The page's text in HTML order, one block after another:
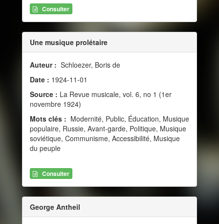
Consulter
Une musique prolétaire
Auteur : Schloezer, Boris de
Date : 1924-11-01
Source : La Revue musicale, vol. 6, no 1 (1er
novembre 1924)
Mots clés : Modernité, Public, Éducation, Musique
populaire, Russie, Avant-garde, Politique, Musique
soviétique, Communisme, Accessibilité, Musique
du peuple
Consulter
George Antheil